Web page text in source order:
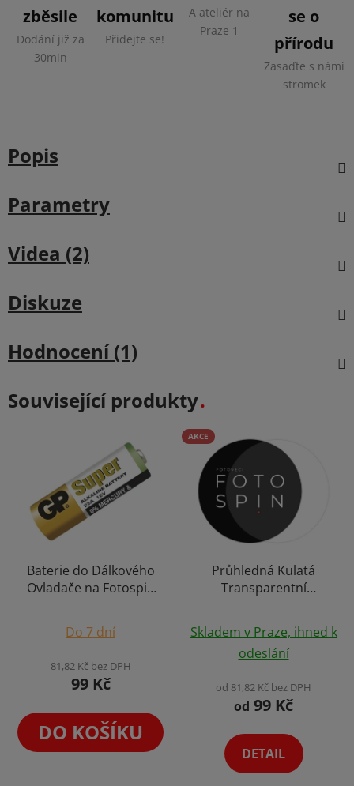
zběsile
Dodání již za
30min
komunitu
Přidejte se!
A ateliér na
Praze 1
se o
přírodu
Zasaďte s námi
stromek
Popis
Parametry
Videa (2)
Diskuze
Hodnocení (1)
Související produkty
Baterie do Dálkového
Ovladače na Fotospin
Do 7 dní
81,82 Kč bez DPH
99 Kč
DO KOŠÍKU
AKCE
Průhledná Kulatá
Transparentní
360° Foto Video Párty
Fotokoutky Otočné
Platformy Fotobudky
Booth Cover
hodnocení
produktu
je
5,0
5
hvězdiček.
Skladem v Praze, ihned k
odeslání
od 81,82 Kč bez DPH
od 99 Kč
DETAIL